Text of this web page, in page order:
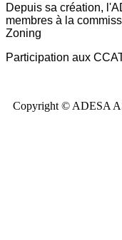
Depuis sa création,
membres à la
Zoning
Participation aux
Copyright © ADESA